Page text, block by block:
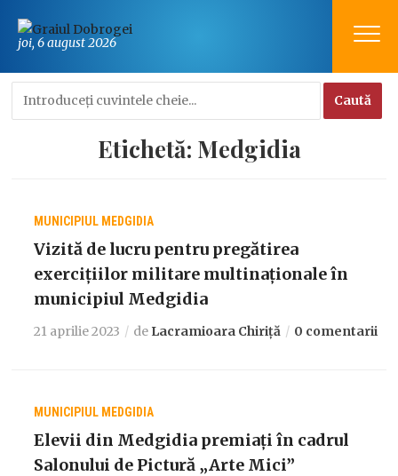
joi, 6 august 2026
Etichetă: Medgidia
MUNICIPIUL MEDGIDIA
Vizită de lucru pentru pregătirea
exercițiilor militare multinaționale în
municipiul Medgidia
21 aprilie 2023 de Lacramioara Chiriță 0 comentarii
MUNICIPIUL MEDGIDIA
Elevii din Medgidia premiați în cadrul
Salonului de Pictură „Arte Mici”